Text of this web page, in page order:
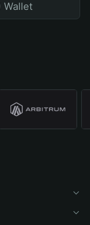
Wallet